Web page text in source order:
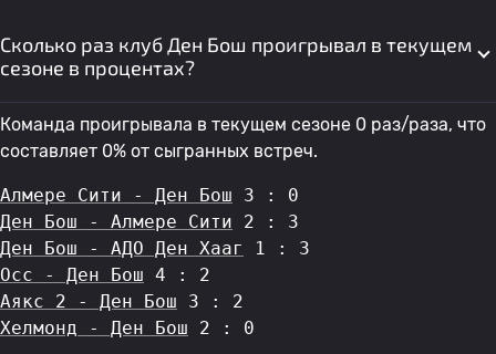
Сколько раз клуб Ден Бош проигрывал в текущем
сезоне в процентах?
Команда проигрывала в текущем сезоне 0 раз/раза, что
составляет 0% от сыгранных встреч.
Алмере Сити - Ден Бош 3 : 0
Ден Бош - Алмере Сити 2 : 3
Ден Бош - АДО Ден Хааг
1 : 3
Осс - Ден Бош 4 : 2
Аякс 2 - Ден Бош 3 : 2
Хелмонд - Ден Бош 2 : 0